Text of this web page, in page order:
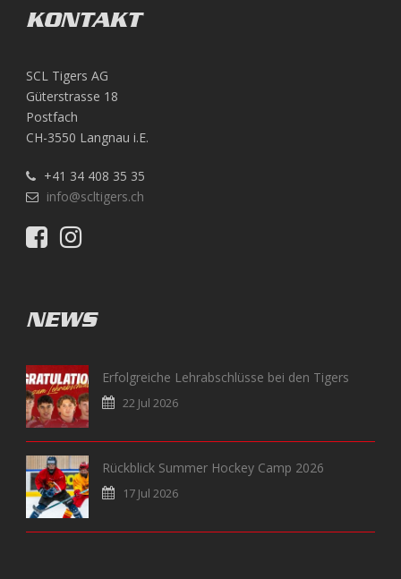
KONTAKT
SCL Tigers AG
Güterstrasse 18
Postfach
CH-3550 Langnau i.E.
+41 34 408 35 35
info@scltigers.ch
NEWS
Erfolgreiche Lehrabschlüsse bei den Tigers
22 Jul 2026
Rückblick Summer Hockey Camp 2026
17 Jul 2026